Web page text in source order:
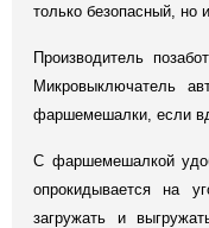
только безопасный, но
Производитель
Микровыключатель
фаршемешалки, если
С фаршемешалкой
опрокидывается на
загружать и